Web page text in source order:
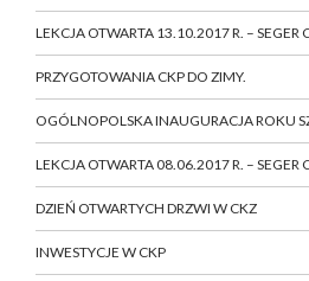
LEKCJA OTWARTA 13.10.2017 R. – SEGER
PRZYGOTOWANIA CKP DO ZIMY.
OGÓLNOPOLSKA INAUGURACJA ROKU
LEKCJA OTWARTA 08.06.2017 R. – SEGER
DZIEŃ OTWARTYCH DRZWI W CKZ
INWESTYCJE W CKP